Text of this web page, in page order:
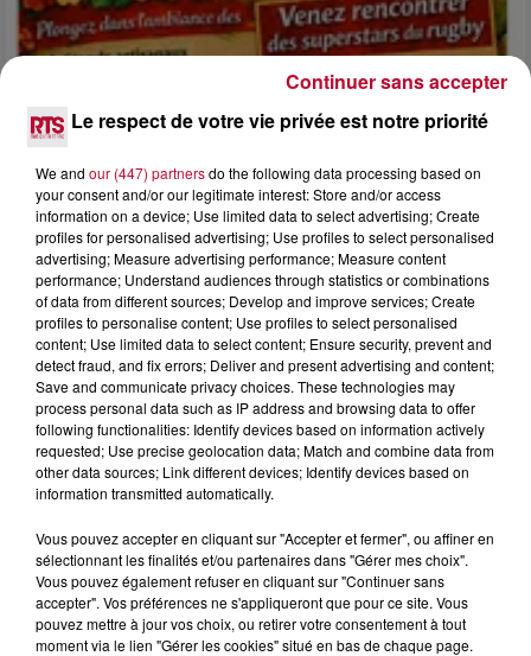
4 août 2026
FÊTE DE LA POLYNÉSIE À VILLEVEYRAC
4 août 2026
HÉRAULT, PYRÉNÉES-ORIENTALES : TROIS
SPOTS DE SNORKELING À EXPLORER...
Le respect de votre vie privée est notre priorité
We and our (447) partnersdo the following data processing based on
your consent and/or our legitimate interest: Store and/or access
information on a device; Use limited data to select advertising; Create
profiles for personalised advertising; Use profiles to select personalised
advertising; Measure advertising performance; Measure content
performance; Understand audiences through statistics or combinations
of data from different sources; Develop and improve services; Create
profiles to personalise content; Use profiles to select personalised
content; Use limited data to select content; Ensure security, prevent and
detect fraud, and fix errors; Deliver and present advertising and content;
Save and communicate privacy choices. These technologies may
process personal data such as IP address and browsing data to offer
following functionalities: Identify devices based on information actively
requested; Use precise geolocation data; Match and combine data from
other data sources; Link different devices; Identify devices based on
information transmitted automatically.
Vous pouvez accepter en cliquant sur "Accepter et fermer", ou affiner en
sélectionnant les finalités et/ou partenaires dans "Gérer mes choix".
Vous pouvez également refuser en cliquant sur "Continuer sans
accepter". Vos préférences ne s'appliqueront que pour ce site. Vous
pouvez mettre à jour vos choix, ou retirer votre consentement à tout
moment via le lien "Gérer les cookies" situé en bas de chaque page.
Continuer sans accepter